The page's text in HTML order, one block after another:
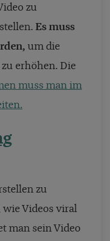
zu
Es muss
um die
erhöhen. Die
muss man im
zu
Videos viral
man sein Video